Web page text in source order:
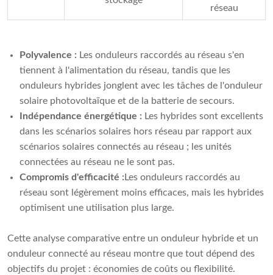
réseau
Polyvalence : Les onduleurs raccordés au réseau s'en
tiennent à l'alimentation du réseau, tandis que les
onduleurs hybrides jonglent avec les tâches de l'onduleur
solaire photovoltaïque et de la batterie de secours.
Indépendance énergétique : Les hybrides sont excellents
dans les scénarios solaires hors réseau par rapport aux
scénarios solaires connectés au réseau ; les unités
connectées au réseau ne le sont pas.
Compromis d'efficacité : Les onduleurs raccordés au
réseau sont légèrement moins efficaces, mais les hybrides
optimisent une utilisation plus large.
Cette analyse comparative entre un onduleur hybride et un
onduleur connecté au réseau montre que tout dépend des
objectifs du projet : économies de coûts ou flexibilité.